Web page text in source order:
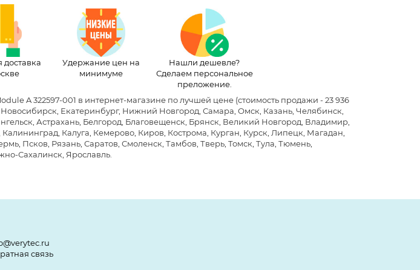
доставка
Удержание цен на
минимуме
Нашли дешевле?
Сделаем персональное
преложение.
A 322597-001 в интернет-магазине по лучшей цене(стоимость продажи - 23 936
Новосибирск, Екатеринбург, Нижний Новгород, Самара, Омск, Казань, Челябинск,
Астрахань, Белгород, Благовещенск, Брянск, Великий Новгород, Владимир,
Калуга, Кемерово, Киров, Кострома, Курган, Курск, Липецк, Магадан,
Псков, Рязань, Саратов, Смоленск, Тамбов, Тверь, Томск, Тула, Тюмень,
Сахалинск, Ярославль.
связь